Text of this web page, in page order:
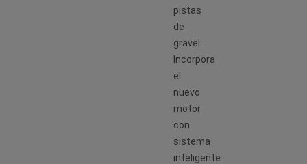
pistas
de
gravel.
Incorpora
el
nuevo
motor
con
sistema
inteligente